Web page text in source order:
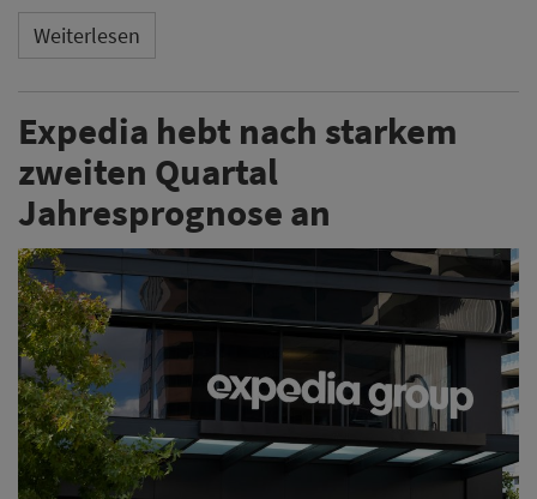
Weiterlesen
Expedia hebt nach starkem
zweiten Quartal
Jahresprognose an